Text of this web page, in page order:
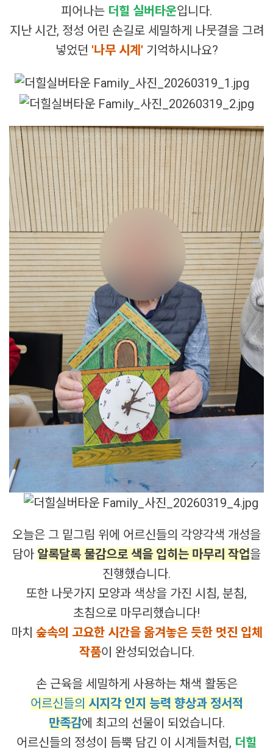
피어나는 더힐 실버타운입니다.
지난 시간, 정성 어린 손길로 세밀하게 나뭇결을 그려
넣었던 '나무 시계' 기억하시나요?
오늘은 그 밑그림 위에 어르신들의 각양각색 개성을
담아 알록달록 물감으로 색을 입히는 마무리 작업을
진행했습니다.
또한 나뭇가지 모양과 색상을 가진 시침, 분침,
초침으로 마무리했습니다!
마치 숲속의 고요한 시간을 옮겨놓은 듯한 멋진 입체
작품이 완성되었습니다.
손 근육을 세밀하게 사용하는 채색 활동은
어르신들의 시지각 인지 능력 향상과 정서적
만족감에 최고의 선물이 되었습니다.
어르신들의 정성이 듬뿍 담긴 이 시계들처럼, 더힐